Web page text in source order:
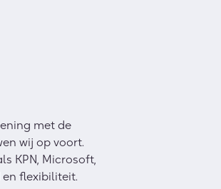
met de
wij op voort.
KPN, Microsoft,
en flexibiliteit.